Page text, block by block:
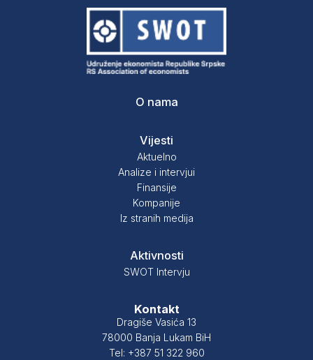
O nama
Vijesti
Aktuelno
Analize i intervjui
Finansije
Kompanije
Iz stranih medija
Aktivnosti
SWOT Intervju
Kontakt
Dragiše Vasića 13
78000 Banja Lukam BiH
Tel: +387 51 322 960